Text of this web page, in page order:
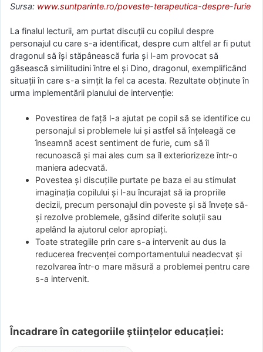
Sursa: www.suntparinte.ro/poveste-terapeutica-despre-furie
La finalul lecturii, am purtat discuţii cu copilul despre
personajul cu care s-a identificat, despre cum altfel ar fi putut
dragonul să îşi stăpânească furia şi l-am provocat să
găsească similitudini între el şi Dino, dragonul, exemplificând
situaţii în care s-a simţit la fel ca acesta. Rezultate obţinute în
urma implementării planului de intervenţie:
Povestirea de faţă l-a ajutat pe copil să se identifice cu
personajul si problemele lui şi astfel să înţeleagă ce
înseamnă acest sentiment de furie, cum să îl
recunoască şi mai ales cum sa îl exteriorizeze într-o
maniera adecvată.
Povestea şi discuţiile purtate pe baza ei au stimulat
imaginaţia copilului şi l-au încurajat să ia propriile
decizii, precum personajul din poveste şi să înveţe să-
şi rezolve problemele, găsind diferite soluţii sau
apelând la ajutorul celor apropiaţi.
Toate strategiile prin care s-a intervenit au dus la
reducerea frecvenţei comportamentului neadecvat şi
rezolvarea într-o mare măsură a problemei pentru care
s-a intervenit.
Încadrare în categoriile științelor educației: